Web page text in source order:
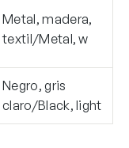
Metal, madera,
textil/Metal, w
Negro, gris
claro/Black, light